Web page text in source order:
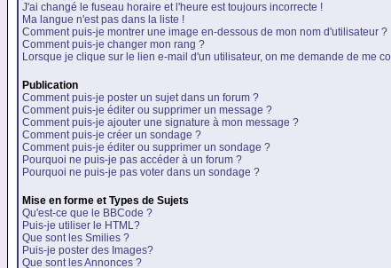
J'ai changé le fuseau horaire et l'heure est toujours incorrecte !
Ma langue n'est pas dans la liste !
Comment puis-je montrer une image en-dessous de mon nom d'utilisateur ?
Comment puis-je changer mon rang ?
Lorsque je clique sur le lien e-mail d'un utilisateur, on me demande de me
Publication
Comment puis-je poster un sujet dans un forum ?
Comment puis-je éditer ou supprimer un message ?
Comment puis-je ajouter une signature à mon message ?
Comment puis-je créer un sondage ?
Comment puis-je éditer ou supprimer un sondage ?
Pourquoi ne puis-je pas accéder à un forum ?
Pourquoi ne puis-je pas voter dans un sondage ?
Mise en forme et Types de Sujets
Qu'est-ce que le BBCode ?
Puis-je utiliser le HTML?
Que sont les Smilies ?
Puis-je poster des Images?
Que sont les Annonces ?